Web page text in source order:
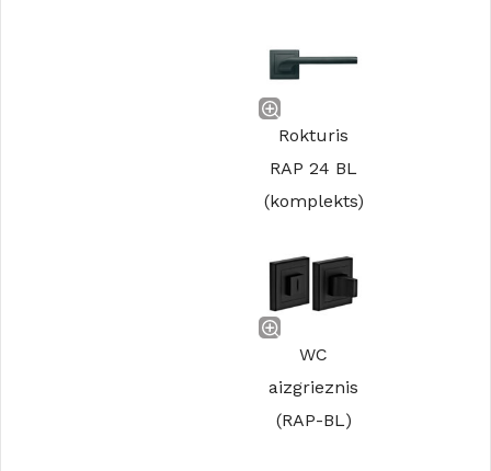
Rokturis
RAP 24 BL
(komplekts)
WC
aizgrieznis
(RAP-BL)